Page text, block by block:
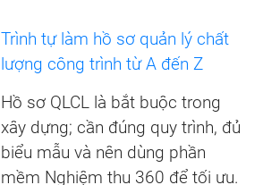
Trình tự làm hồ sơ quản lý chất
lượng công trình từ A đến Z
Hồ sơ QLCL là bắt buộc trong
xây dựng; cần đúng quy trình, đủ
biểu mẫu và nên dùng phần
mềm Nghiệm thu 360 để tối ưu.